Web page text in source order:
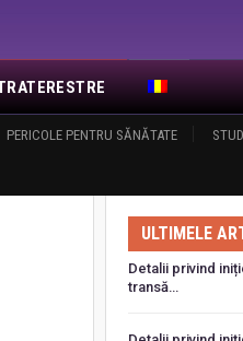
DE RĂSĂRIT ARTICOLE RECENTE
PERICOLE PENTRU SĂNĂTATE
ULTIMELE
Detalii privind
transă…